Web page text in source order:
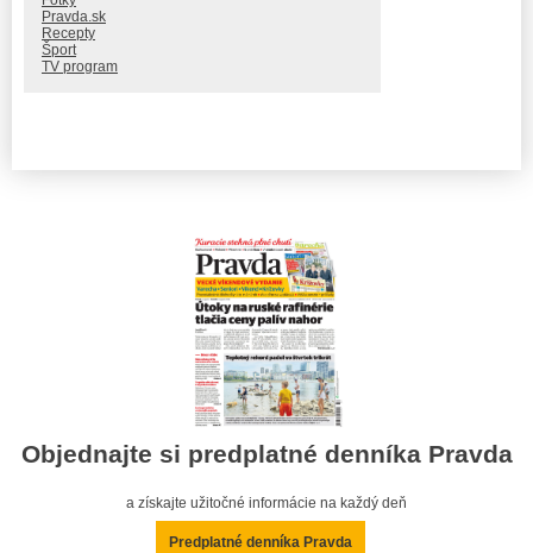
Pravda.sk
Recepty
Šport
TV program
Objednajte si predplatné denníka Pravda
a získajte užitočné informácie na každý deň
Predplatné denníka Pravda